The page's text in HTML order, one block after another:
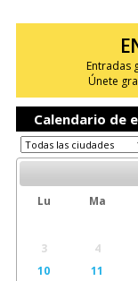
Entradas
Únete
Calendario de
Lu Ma
3
4
10
11